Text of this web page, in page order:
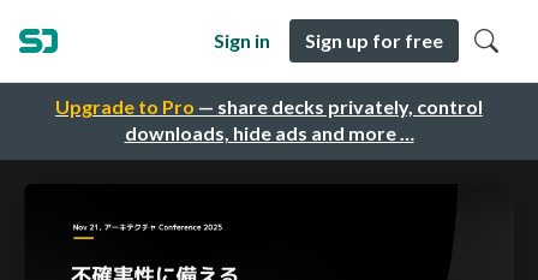
Upgrade to Pro — share decks privately, control
downloads, hide ads and more …
Sign in Sign up for free